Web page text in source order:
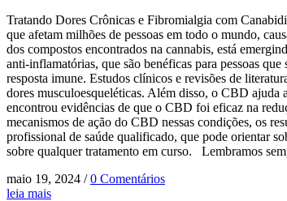
Tratando Dores Crônicas e Fibromialgia com
que afetam milhões de pessoas em todo o mundo,
dos compostos encontrados na cannabis, está
anti-inflamatórias, que são benéficas para pessoas
resposta imune. Estudos clínicos e revisões de
dores musculoesqueléticas. Além disso, o CBD ajuda
encontrou evidências de que o CBD foi eficaz na
mecanismos de ação do CBD nessas condições, os
profissional de saúde qualificado, que pode orientar
sobre qualquer tratamento em curso. Lembramos
maio 19, 2024 / 0 Comentários
leia mais